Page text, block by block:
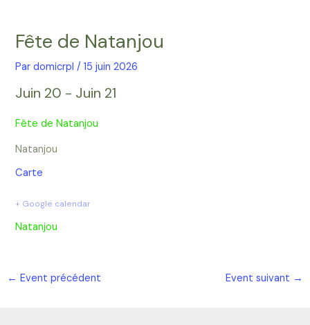
contenu
Fête de Natanjou
Pardomicrpl/15 juin 2026
Juin 20 - Juin 21
Fête de Natanjou
Natanjou
Carte
+ Google calendar
Natanjou
articles
← Event précédent Event suivant →